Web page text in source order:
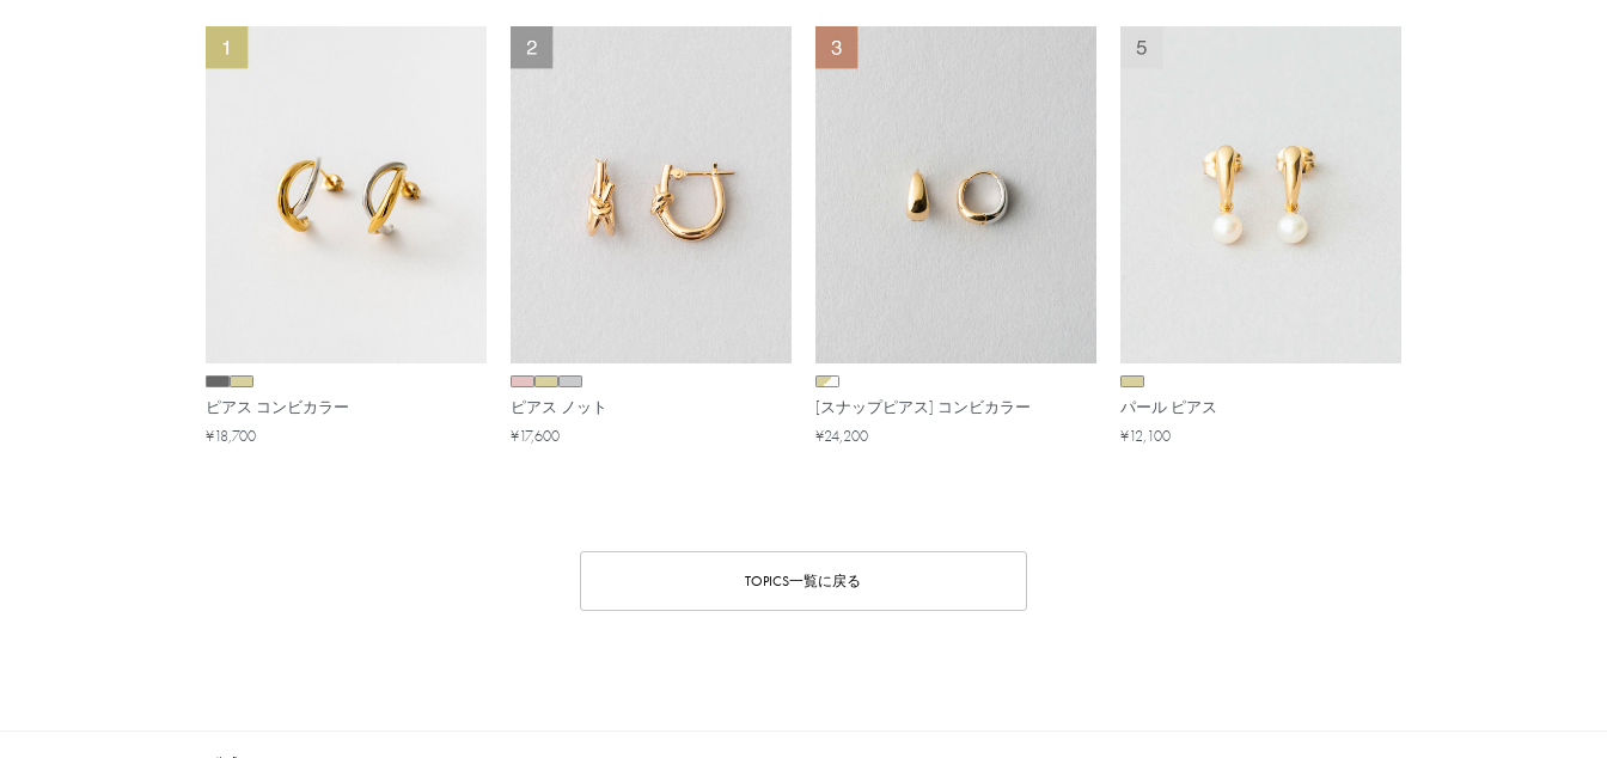
ピアス コンビカラー
¥18,700
ピアス ノット
¥17,600
[スナップピアス] コンビカラー
¥24,200
パール ピアス
¥12,100
TOPICS一覧に戻る